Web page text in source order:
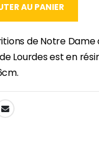
AU PANIER
de Notre Dame
Lourdes est en